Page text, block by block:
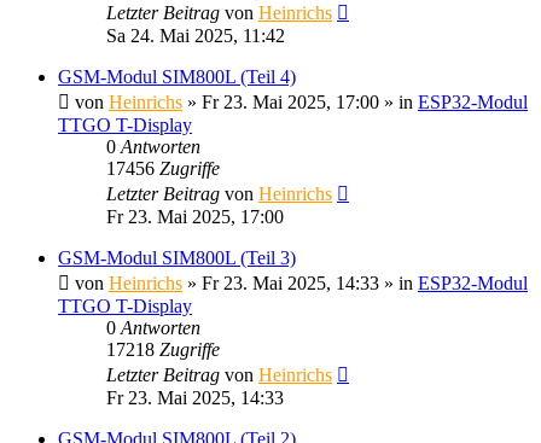
Letzter Beitrag von Heinrichs
Sa 24. Mai 2025, 11:42
GSM-Modul SIM800L (Teil 4)
von Heinrichs » Fr 23. Mai 2025, 17:00 » in ESP32-Modul
TTGO T-Display
0 Antworten
17456 Zugriffe
Letzter Beitrag von Heinrichs
Fr 23. Mai 2025, 17:00
GSM-Modul SIM800L (Teil 3)
von Heinrichs » Fr 23. Mai 2025, 14:33 » in ESP32-Modul
TTGO T-Display
0 Antworten
17218 Zugriffe
Letzter Beitrag von Heinrichs
Fr 23. Mai 2025, 14:33
GSM-Modul SIM800L (Teil 2)